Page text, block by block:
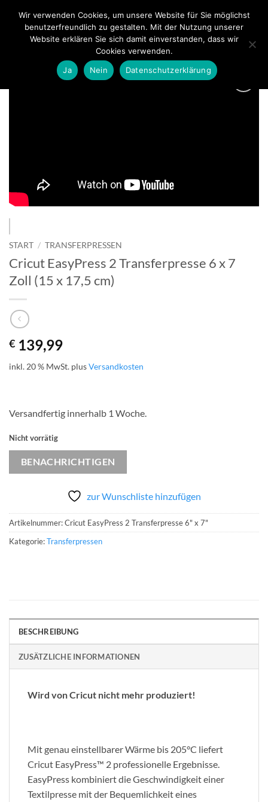
Inhalt
springen
0
START / TRANSFERPRESSEN
Cricut EasyPress 2 Transferpresse 6 x 7
Zoll (15 x 17,5 cm)
€ 139,99
inkl. 20 % MwSt. plusVersandkosten
Versandfertig innerhalb 1 Woche.
Nicht vorrätig
BENACHRICHTIGEN
zur Wunschliste hinzufügen
Artikelnummer:Cricut EasyPress 2 Transferpresse 6" x 7"
Kategorie:Transferpressen
BESCHREIBUNG
ZUSÄTZLICHE INFORMATIONEN
Wird von Cricut nicht mehr produziert!
Mit genau einstellbarer Wärme bis 205°C liefert
Cricut EasyPress™ 2 professionelle Ergebnisse.
EasyPress kombiniert die Geschwindigkeit einer
Textilpresse mit der Bequemlichkeit eines
Wir verwenden Cookies, um unsere Website für Sie möglichst
benutzerfreundlich zu gestalten. Mit der Nutzung unserer
Website erklären Sie sich damit einverstanden, dass wir
Cookies verwenden.
Ja
Nein Datenschutzerklärung